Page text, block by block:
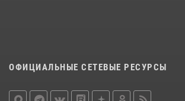
ОФИЦИАЛЬНЫЕ СЕТЕВЫЕ РЕСУРСЫ